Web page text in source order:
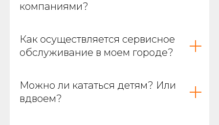
компаниями?
Как осуществляется сервисное
обслуживание в моем городе?
Можно ли кататься детям? Или
вдвоем?